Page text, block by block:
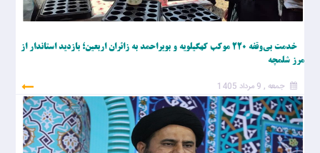
خدمت بی‌وقفه ۲۲۰ موکب کهگیلویه و بویراحمد به زائران اربعین؛ بازدید استاندار از
مرز شلمچه
جمعه , 9 مرداد 1405